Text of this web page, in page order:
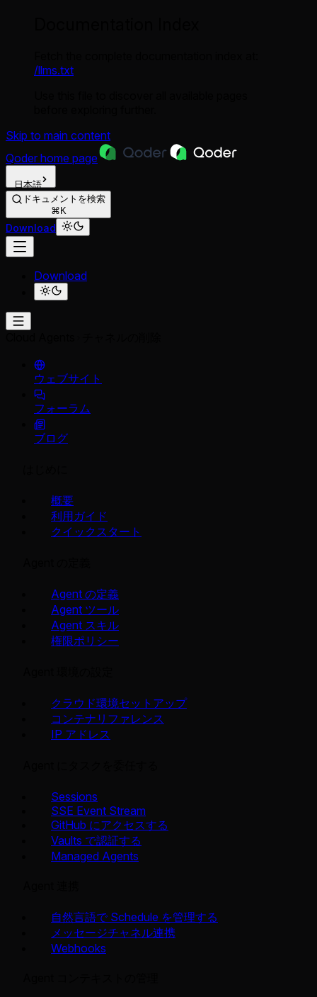
/llms.txt
Skip to main content
Qoder home page
日本語
ドキュメントを検索
⌘K
Download
Download
ウェブサイト
フォーラム
ブログ
概要
利用ガイド
クイックスタート
Agent の定義
Agent ツール
Agent スキル
権限ポリシー
クラウド環境セットアップ
コンテナリファレンス
IP アドレス
Sessions
SSE Event Stream
GitHub にアクセスする
Vaults で認証する
Managed Agents
自然言語で Schedule を管理する
メッセージチャネル連携
Webhooks